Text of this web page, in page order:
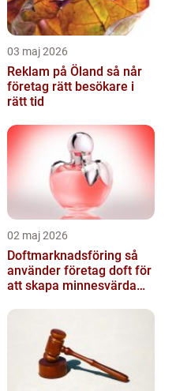
03 maj 2026
Reklam på Öland så når
företag rätt besökare i
rätt tid
02 maj 2026
Doftmarknadsföring så
använder företag doft för
att skapa minnesvärda